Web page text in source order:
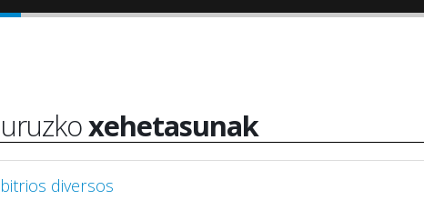
xehetasunak
diversos